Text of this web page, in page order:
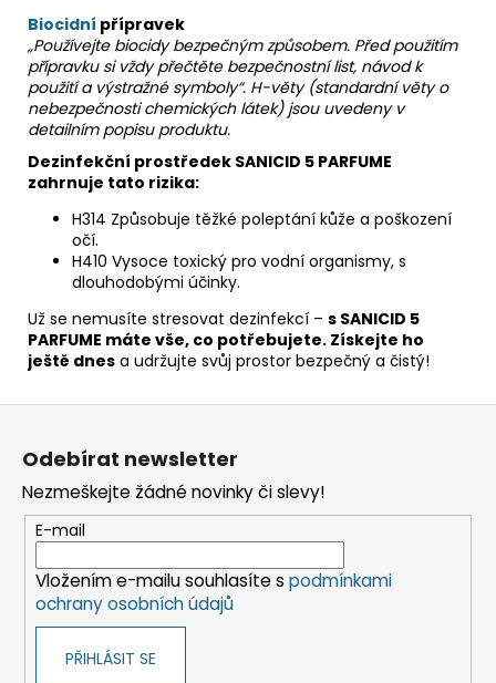
Biocidní přípravek
„Používejte biocidy bezpečným způsobem. Před použitím
přípravku si vždy přečtěte bezpečnostní list, návod k
použití a výstražné symboly“. H-věty (standardní věty o
nebezpečnosti chemických látek) jsou uvedeny v
detailním popisu produktu.
Dezinfekční prostředek SANICID 5 PARFUME
zahrnuje tato rizika:
H314 Způsobuje těžké poleptání kůže a poškození
očí.
H410 Vysoce toxický pro vodní organismy, s
dlouhodobými účinky.
Už se nemusíte stresovat dezinfekcí – s SANICID 5
PARFUME máte vše, co potřebujete. Získejte ho
ještě dnes a udržujte svůj prostor bezpečný a čistý!
Z
Odebírat newsletter
Nezmeškejte žádné novinky či slevy!
E-mail
Vložením e-mailu souhlasíte s podmínkami
ochrany osobních údajů
PŘIHLÁSIT SE